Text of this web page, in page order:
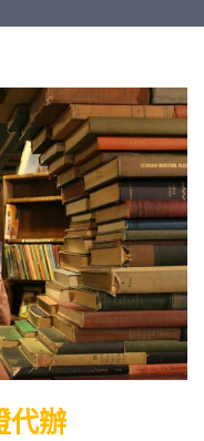
代辦